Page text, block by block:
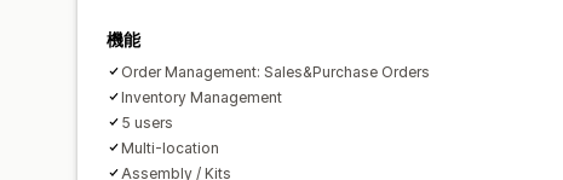
機能
Order Management: Sales&Purchase Orders
Inventory Management
5 users
Multi-location
Assembly / Kits